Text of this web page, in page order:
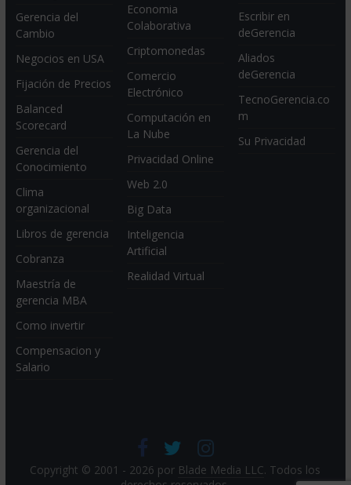
Gerencia del
Cambio
Negocios en USA
Fijación de Precios
Balanced
Scorecard
Gerencia del
Conocimiento
Clima
organizacional
Libros de gerencia
Cobranza
Maestría de
gerencia MBA
Como invertir
Compensacion y
Salario
Economia
Colaborativa
Criptomonedas
Comercio
Electrónico
Computación en
La Nube
Privacidad Online
Web 2.0
Big Data
Inteligencia
Artificial
Realidad Virtual
Escribir en
deGerencia
Aliados
deGerencia
TecnoGerencia.co
m
Su Privacidad
Copyright © 2001 - 2026 por Blade Media LLC. Todos los